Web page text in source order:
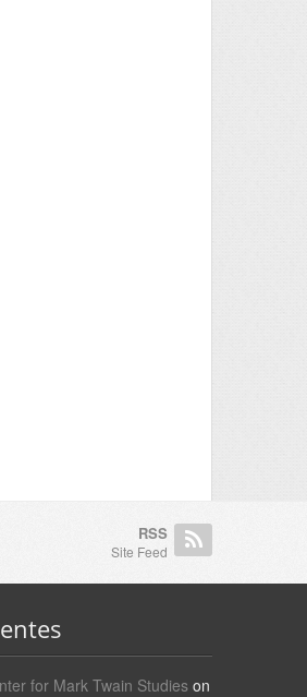
RSS
Site Feed
for Mark Twain Studieson